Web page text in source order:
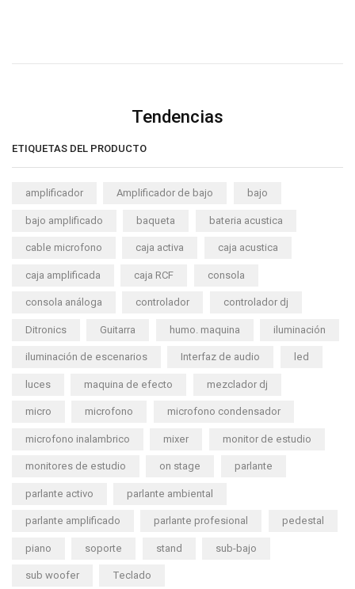
Tendencias
ETIQUETAS DEL PRODUCTO
amplificador Amplificador de bajo bajo
bajo amplificado baqueta bateria acustica
cable microfono caja activa caja acustica
caja amplificada caja RCF consola
consola análoga controlador controlador dj
Ditronics Guitarra humo. maquina iluminación
iluminación de escenarios Interfaz de audio led
luces maquina de efecto mezclador dj
micro microfono microfono condensador
microfono inalambrico mixer monitor de estudio
monitores de estudio on stage parlante
parlante activo parlante ambiental
parlante amplificado parlante profesional pedestal
piano soporte stand sub-bajo
sub woofer Teclado